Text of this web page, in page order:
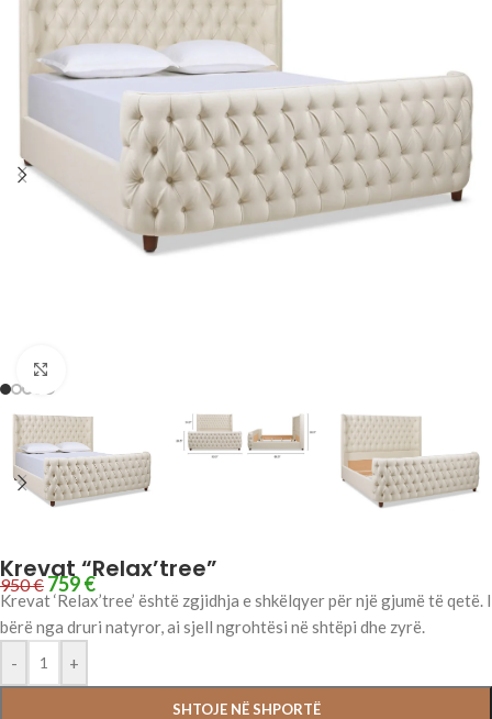
Krevat “Relax’tree”
950€ 759€
Krevat ‘Relax’tree’ është zgjidhja e shkëlqyer për një gjumë të qetë. I
bërë nga druri natyror, ai sjell ngrohtësi në shtëpi dhe zyrë.
-
+
SHTOJE NË SHPORTË